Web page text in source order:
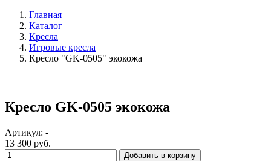
Главная
Каталог
Кресла
Игровые кресла
Кресло "GK-0505" экокожа
Кресло GK-0505 экокожа
Артикул: -
13 300 руб.
Добавить в корзину